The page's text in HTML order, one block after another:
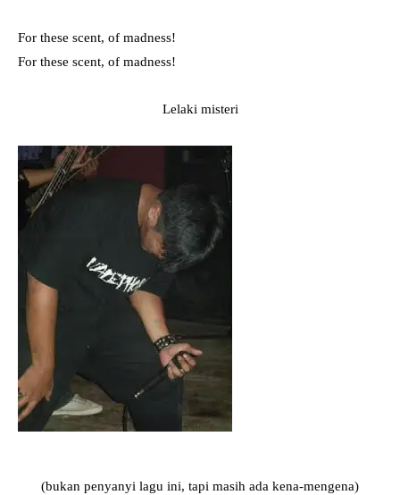
For these scent, of madness!
For these scent, of madness!
Lelaki misteri
(bukan penyanyi lagu ini, tapi masih ada kena-mengena)